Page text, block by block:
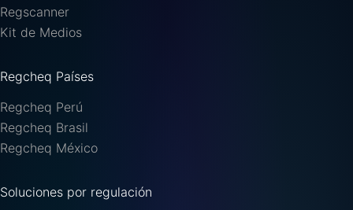
Regscanner
Kit de Medios
Regcheq Países
Regcheq Perú
Regcheq Brasil
Regcheq México
Soluciones por regulación